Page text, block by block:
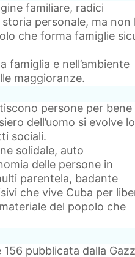
familiare, radici
personale, ma non
che forma famiglie
famiglia e nell’ambiente
maggioranze.
persone per bene
dell’uomo si evolve lo
sociali.
solidale, auto
delle persone in
parentela, badante
che vive Cuba per
del popolo che
pubblicata dalla